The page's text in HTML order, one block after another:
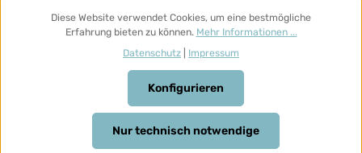
Diese Website verwendet Cookies, um eine bestmögliche
Erfahrung bieten zu können. Mehr Informationen ...
Datenschutz
Impressum
Nur technisch notwendige
Konfigurieren